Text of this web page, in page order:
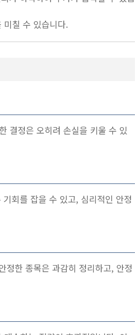
미칠 수 있습니다.
결정은 오히려 손실을 키울 수 있
회를 잡을 수 있고, 심리적인 안정
정한 종목은 과감히 정리하고, 안정